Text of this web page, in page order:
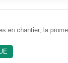
en chantier, la